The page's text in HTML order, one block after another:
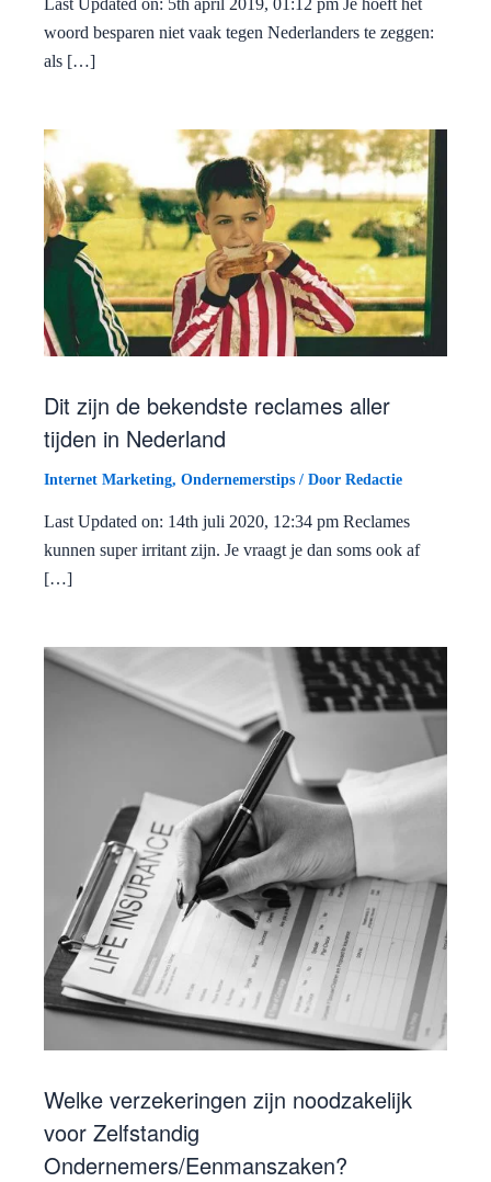
woord besparen niet vaak tegen Nederlanders te zeggen:
als […]
Dit zijn de bekendste reclames aller
tijden in Nederland
Internet Marketing, Ondernemerstips / Door Redactie
Last Updated on: 14th juli 2020, 12:34 pm Reclames
kunnen super irritant zijn. Je vraagt je dan soms ook af
[…]
Welke verzekeringen zijn noodzakelijk
voor Zelfstandig
Ondernemers/Eenmanszaken?